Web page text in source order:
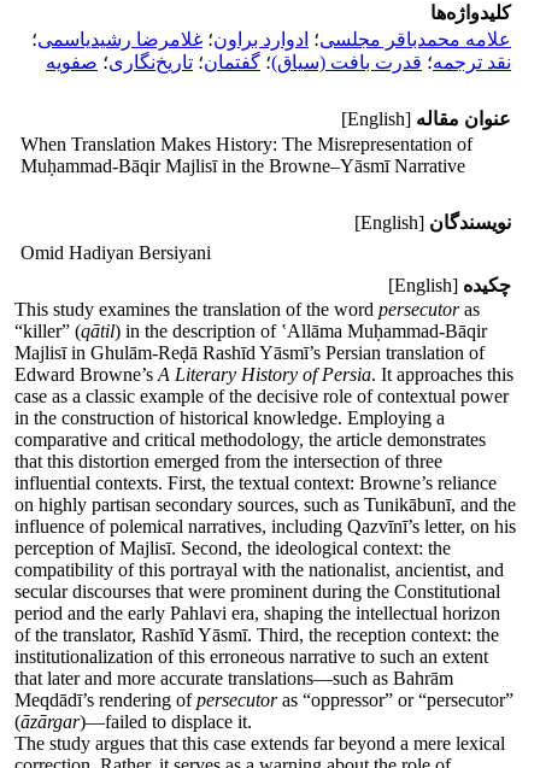
کلیدواژه‌ها
علامه محمدباقر مجلسی؛ ادوارد براون؛ غلامرضا رشیدیاسمی؛
نقد ترجمه؛ قدرت بافت (سیاق)؛ گفتمان؛ تاریخ‌نگاری؛ صفویه
عنوان مقاله [English]
When Translation Makes History: The Misrepresentation of
Muḥammad-Bāqir Majlisī in the Browne–Yāsmī Narrative
نویسندگان [English]
Omid Hadiyan Bersiyani
چکیده [English]
This study examines the translation of the word persecutoras
“killer” (qātil) in the description of ‛Allāma Muḥammad-Bāqir
Majlisī in Ghulām-Reḍā Rashīd Yāsmī’s Persian translation of
Edward Browne’s A Literary History of Persia. It approaches this
case as a classic example of the decisive role of contextual power
in the construction of historical knowledge. Employing a
comparative and critical methodology, the article demonstrates
that this distortion emerged from the intersection of three
influential contexts. First, the textual context: Browne’s reliance
on highly partisan secondary sources, such as Tunikābunī, and the
influence of polemical narratives, including Qazvīnī’s letter, on his
perception of Majlisī. Second, the ideological context: the
compatibility of this portrayal with the nationalist, ancientist, and
secular discourses that were prominent during the Constitutional
period and the early Pahlavi era, shaping the intellectual horizon
of the translator, Rashīd Yāsmī. Third, the reception context: the
institutionalization of this erroneous narrative to such an extent
that later and more accurate translations—such as Bahrām
Meqdādī’s rendering ofpersecutoras “oppressor” or “persecutor”
(āzārgar)—failed to displace it.
The study argues that this case extends far beyond a mere lexical